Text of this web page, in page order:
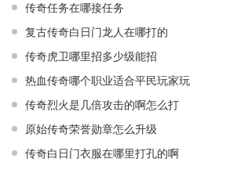
传奇任务在哪接任务
复古传奇白日门龙人在哪打的
传奇虎卫哪里招多少级能招
热血传奇哪个职业适合平民玩家玩
传奇烈火是几倍攻击的啊怎么打
原始传奇荣誉勋章怎么升级
传奇白日门衣服在哪里打孔的啊